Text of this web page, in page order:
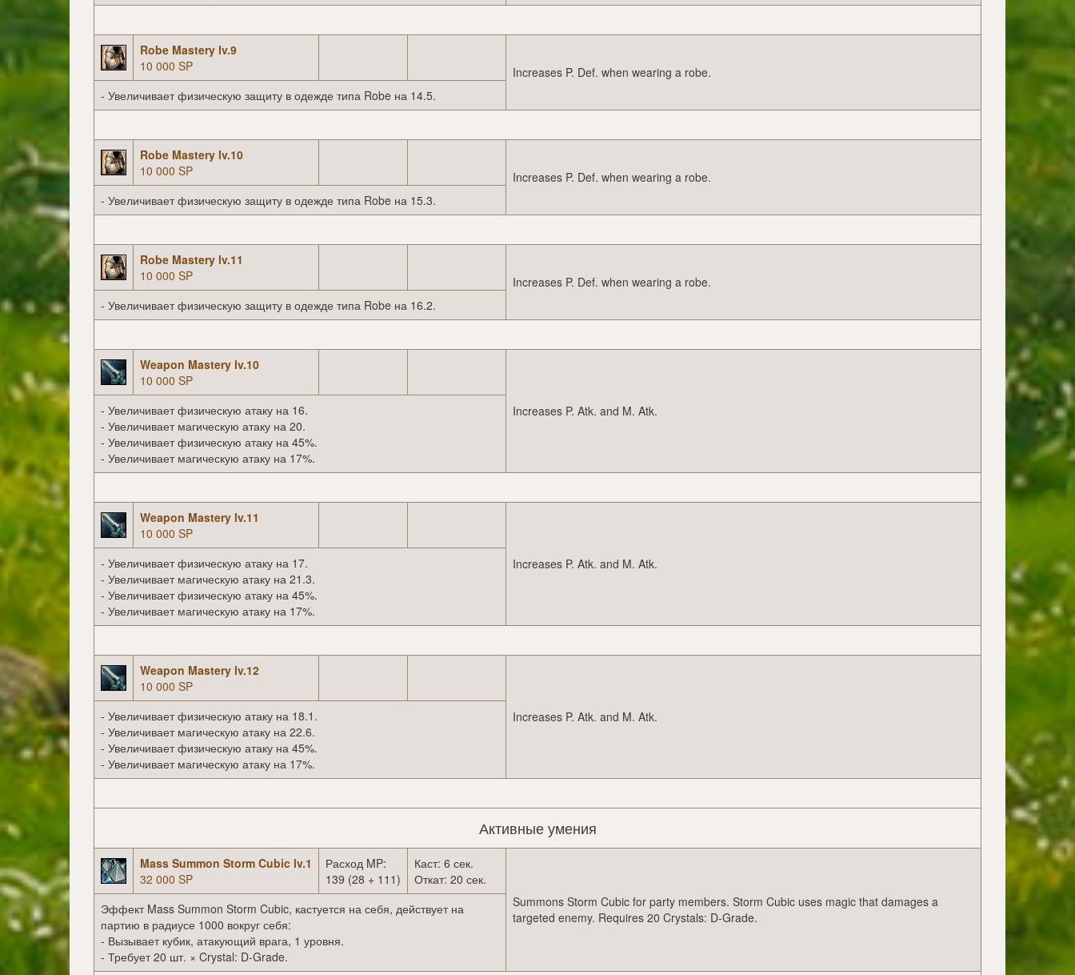
Robe Mastery lv.9
10 000 SP
Increases P. Def. when wearing a robe.
- Увеличивает физическую защиту в одежде типа Robe на 14.5.
Robe Mastery lv.10
10 000 SP
Increases P. Def. when wearing a robe.
- Увеличивает физическую защиту в одежде типа Robe на 15.3.
Robe Mastery lv.11
10 000 SP
Increases P. Def. when wearing a robe.
- Увеличивает физическую защиту в одежде типа Robe на 16.2.
Weapon Mastery lv.10
10 000 SP
Increases P. Atk. and M. Atk.
- Увеличивает физическую атаку на 16.
- Увеличивает магическую атаку на 20.
- Увеличивает физическую атаку на 45%.
- Увеличивает магическую атаку на 17%.
Weapon Mastery lv.11
10 000 SP
Increases P. Atk. and M. Atk.
- Увеличивает физическую атаку на 17.
- Увеличивает магическую атаку на 21.3.
- Увеличивает физическую атаку на 45%.
- Увеличивает магическую атаку на 17%.
Weapon Mastery lv.12
10 000 SP
Increases P. Atk. and M. Atk.
- Увеличивает физическую атаку на 18.1.
- Увеличивает магическую атаку на 22.6.
- Увеличивает физическую атаку на 45%.
- Увеличивает магическую атаку на 17%.
Активные умения
Mass Summon Storm Cubic lv.1
32 000 SP
Расход MP:
139 (28 + 111)
Каст: 6 сек.
Откат: 20 сек.
Summons Storm Cubic for party members. Storm Cubic uses magic that damages a
targeted enemy. Requires 20 Crystals: D-Grade.
Эффект Mass Summon Storm Cubic, кастуется на себя, действует на
партию в радиусе 1000 вокруг себя:
- Вызывает кубик, атакующий врага, 1 уровня.
- Требует 20 шт. × Crystal: D-Grade.